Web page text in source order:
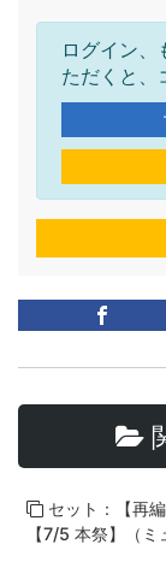
ログイン
ただくと、
セット：【再
【7/5 本祭】（ミ